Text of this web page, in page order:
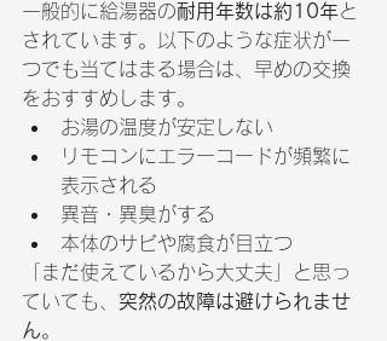
一般的に給湯器の耐用年数は約10年と
されています。以下のような症状が一
つでも当てはまる場合は、早めの交換
をおすすめします。
お湯の温度が安定しない
リモコンにエラーコードが頻繁に
表示される
異音・異臭がする
本体のサビや腐食が目立つ
「まだ使えているから大丈夫」と思っ
ていても、 突然の故障は避けられませ
ん。